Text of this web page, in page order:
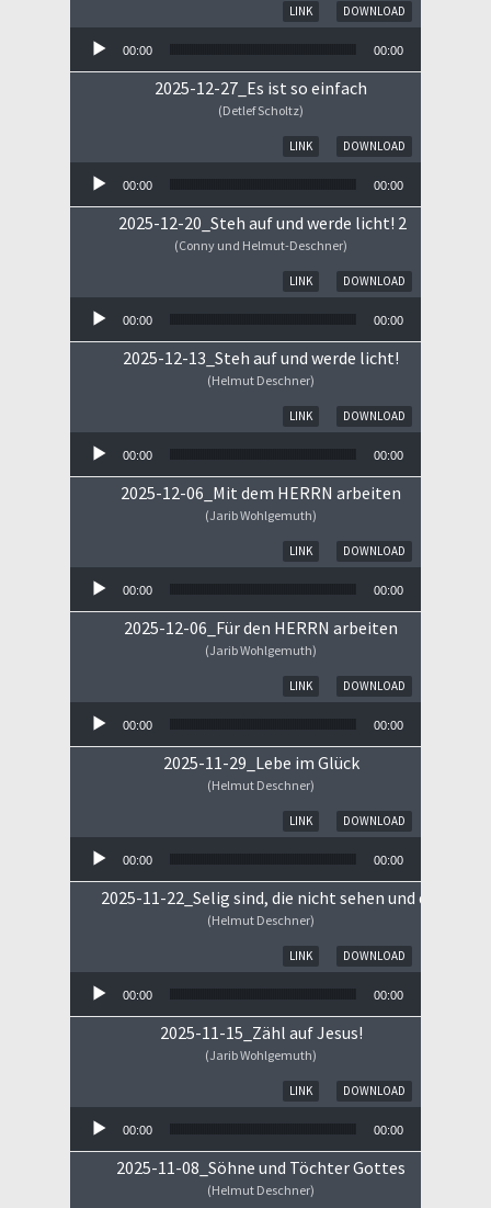
DOWNLOAD
LINK
00:00 00:00
2025-12-27_Es ist so einfach
(Detlef Scholtz)
DOWNLOAD
LINK
00:00 00:00
2025-12-20_Steh auf und werde licht! 2
(Conny und Helmut-Deschner)
DOWNLOAD
LINK
00:00 00:00
2025-12-13_Steh auf und werde licht!
(Helmut Deschner)
DOWNLOAD
LINK
00:00 00:00
2025-12-06_Mit dem HERRN arbeiten
(Jarib Wohlgemuth)
DOWNLOAD
LINK
00:00 00:00
2025-12-06_Für den HERRN arbeiten
(Jarib Wohlgemuth)
DOWNLOAD
LINK
00:00 00:00
2025-11-29_Lebe im Glück
(Helmut Deschner)
DOWNLOAD
LINK
00:00 00:00
2025-11-22_Selig sind, die nicht sehen und doch
(Helmut Deschner)
DOWNLOAD
LINK
00:00 00:00
2025-11-15_Zähl auf Jesus!
(Jarib Wohlgemuth)
DOWNLOAD
LINK
00:00 00:00
2025-11-08_Söhne und Töchter Gottes
(Helmut Deschner)